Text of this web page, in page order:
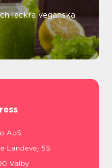
läckra veganska